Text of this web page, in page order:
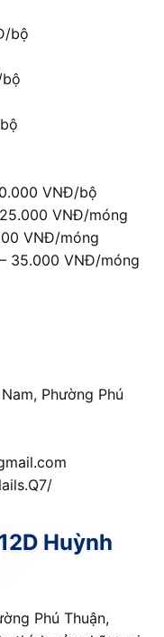
bộ
VNĐ/bộ
VNĐ/móng
VNĐ/móng
35.000 VNĐ/móng
Phường Phú
Huỳnh
Phú Thuận,